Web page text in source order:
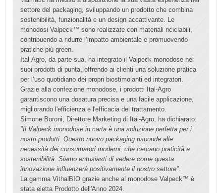
settore del packaging, sviluppando un prodotto che combina
sostenibilità, funzionalità e un design accattivante. Le
monodosi Valpeck™ sono realizzate con materiali riciclabili,
contribuendo a ridurre l’impatto ambientale e promuovendo
pratiche più green.
Ital-Agro, da parte sua, ha integrato il Valpeck monodose nei
suoi prodotti di punta, offrendo ai clienti una soluzione pratica
per l’uso quotidiano dei propri biostimolanti ed integratori.
Grazie alla confezione monodose, i prodotti Ital-Agro
garantiscono una dosatura precisa e una facile applicazione,
migliorando l'efficienza e l'efficacia del trattamento.
Simone Boroni, Direttore Marketing di Ital-Agro, ha dichiarato:
"Il Valpeck monodose in carta è una soluzione perfetta per i
nostri prodotti. Questo nuovo packaging risponde alle
necessità dei consumatori moderni, che cercano praticità e
sostenibilità. Siamo entusiasti di vedere come questa
innovazione influenzerà positivamente il nostro settore"
La gamma VithalBIO grazie anche al monodose Valpeck™ è
stata eletta Prodotto dell'Anno 2024.